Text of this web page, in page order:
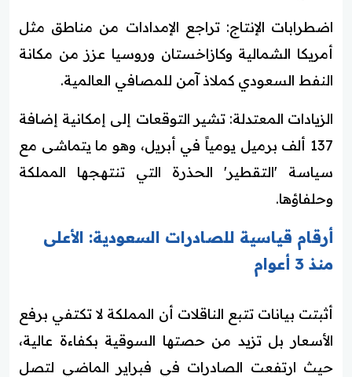
اضطرابات الإنتاج: تراجع الإمدادات من مناطق مثل
أمريكا الشمالية وكازاخستان وروسيا عزز من مكانة
النفط السعودي كملاذ آمن للمصافي العالمية.
الزيادات المعتدلة: تشير التوقعات إلى إمكانية إضافة
137 ألف برميل يومياً في أبريل، وهو ما يتماشى مع
سياسة 'التقطير' الحذرة التي تنتهجها المملكة
وحلفاؤها.
أرقام قياسية للصادرات السعودية: الأعلى
منذ 3 أعوام
أثبتت بيانات تتبع الناقلات أن المملكة لا تكتفي برفع
الأسعار بل تزيد من حصتها السوقية بكفاءة عالية،
حيث ارتفعت الصادرات في فبراير الماضي لتصل